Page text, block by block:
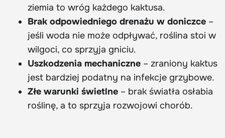
ziemia to wróg każdego kaktusa.
Brak odpowiedniego drenażu w doniczce –
jeśli woda nie może odpływać, roślina stoi w
wilgoci, co sprzyja gniciu.
Uszkodzenia mechaniczne – zraniony kaktus
jest bardziej podatny na infekcje grzybowe.
Złe warunki świetlne – brak światła osłabia
roślinę, a to sprzyja rozwojowi chorób.